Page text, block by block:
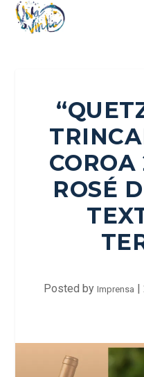
COROA
ROSÉ
Posted by Imprensa |